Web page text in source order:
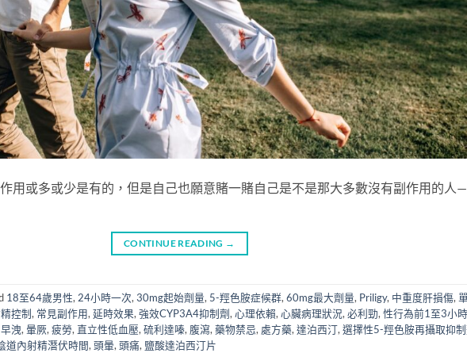
用或多或少是有的，但是自己也願意賭一賭自己是不是那大多數沒有副作用的人
CONTINUE READING →
18至64歲男性,24小時一次,30mg起始劑量, 5-羥色胺症候群,60mg最大劑量, Priligy, 中重度肝損傷,
控制, 常見副作用,延時效果,強效CYP3A4抑制劑,心理依賴,心臟病理狀況,必利勁,性行為前1至3小時
早洩, 暈厥,疲勞, 直立性低血壓,硫利達嗪, 腹瀉,藥物禁忌, 處方藥,達泊西汀,選擇性5-羥色胺再攝取抑
道內射精潛伏時間,頭暈,頭痛, 鹽酸達泊西汀片